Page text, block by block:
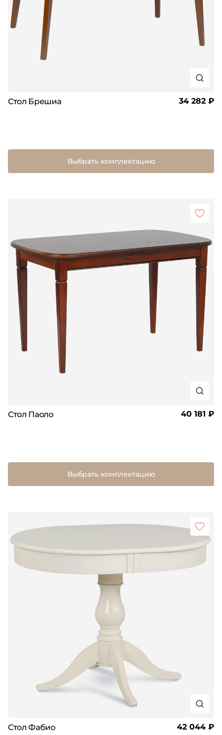
Стол Брешиа 34 282 ₽
Выбрать комплектацию
Стол Паоло 40 181 ₽
Выбрать комплектацию
Стол Фабио 42 044 ₽